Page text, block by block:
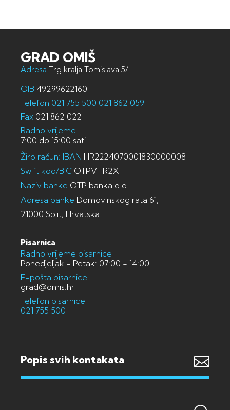
GRAD OMIŠ
Adresa Trg kralja Tomislava 5/I
OIB 49299622160
Telefon 021 755 500 021 862 059
Fax 021 862 022
Radno vrijeme
7:00 do 15:00 sati
Žiro račun: IBAN HR2224070001830000008
Swift kod/BIC OTPVHR2X
Naziv banke OTP banka d.d.
Adresa banke Domovinskog rata 61,
21000 Split, Hrvatska
Pisarnica
Radno vrijeme pisarnice
Ponedjeljak - Petak: 07:00 - 14:00
E-pošta pisarnice
grad@omis.hr
Telefon pisarnice
021 755 500
Popis svih kontakata